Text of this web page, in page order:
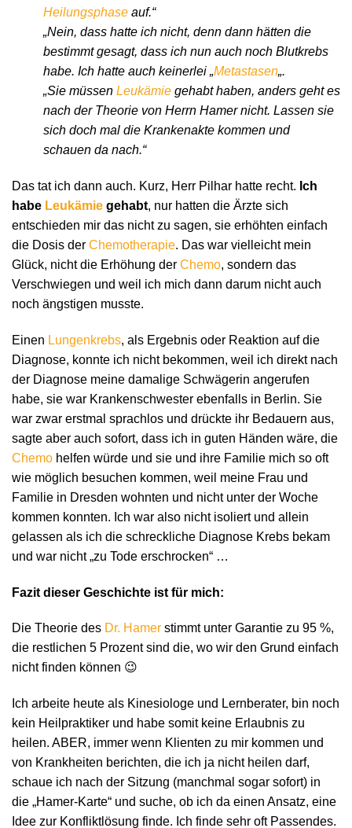
Heilungsphase auf.“
„Nein, dass hatte ich nicht, denn dann hätten die
bestimmt gesagt, dass ich nun auch noch Blutkrebs
habe. Ich hatte auch keinerlei „Metastasen„.
„Sie müssen Leukämie gehabt haben, anders geht es
nach der Theorie von Herrn Hamer nicht. Lassen sie
sich doch mal die Krankenakte kommen und
schauen da nach.“
Das tat ich dann auch. Kurz, Herr Pilhar hatte recht. Ich
habe Leukämie gehabt, nur hatten die Ärzte sich
entschieden mir das nicht zu sagen, sie erhöhten einfach
die Dosis der Chemotherapie. Das war vielleicht mein
Glück, nicht die Erhöhung der Chemo, sondern das
Verschwiegen und weil ich mich dann darum nicht auch
noch ängstigen musste.
Einen Lungenkrebs, als Ergebnis oder Reaktion auf die
Diagnose, konnte ich nicht bekommen, weil ich direkt nach
der Diagnose meine damalige Schwägerin angerufen
habe, sie war Krankenschwester ebenfalls in Berlin. Sie
war zwar erstmal sprachlos und drückte ihr Bedauern aus,
sagte aber auch sofort, dass ich in guten Händen wäre, die
Chemo helfen würde und sie und ihre Familie mich so oft
wie möglich besuchen kommen, weil meine Frau und
Familie in Dresden wohnten und nicht unter der Woche
kommen konnten. Ich war also nicht isoliert und allein
gelassen als ich die schreckliche Diagnose Krebs bekam
und war nicht „zu Tode erschrocken“ …
Fazit dieser Geschichte ist für mich:
Die Theorie des Dr. Hamer stimmt unter Garantie zu 95 %,
die restlichen 5 Prozent sind die, wo wir den Grund einfach
nicht finden können 😉
Ich arbeite heute als Kinesiologe und Lernberater, bin noch
kein Heilpraktiker und habe somit keine Erlaubnis zu
heilen. ABER, immer wenn Klienten zu mir kommen und
von Krankheiten berichten, die ich ja nicht heilen darf,
schaue ich nach der Sitzung (manchmal sogar sofort) in
die „Hamer-Karte“ und suche, ob ich da einen Ansatz, eine
Idee zur Konfliktlösung finde. Ich finde sehr oft Passendes.